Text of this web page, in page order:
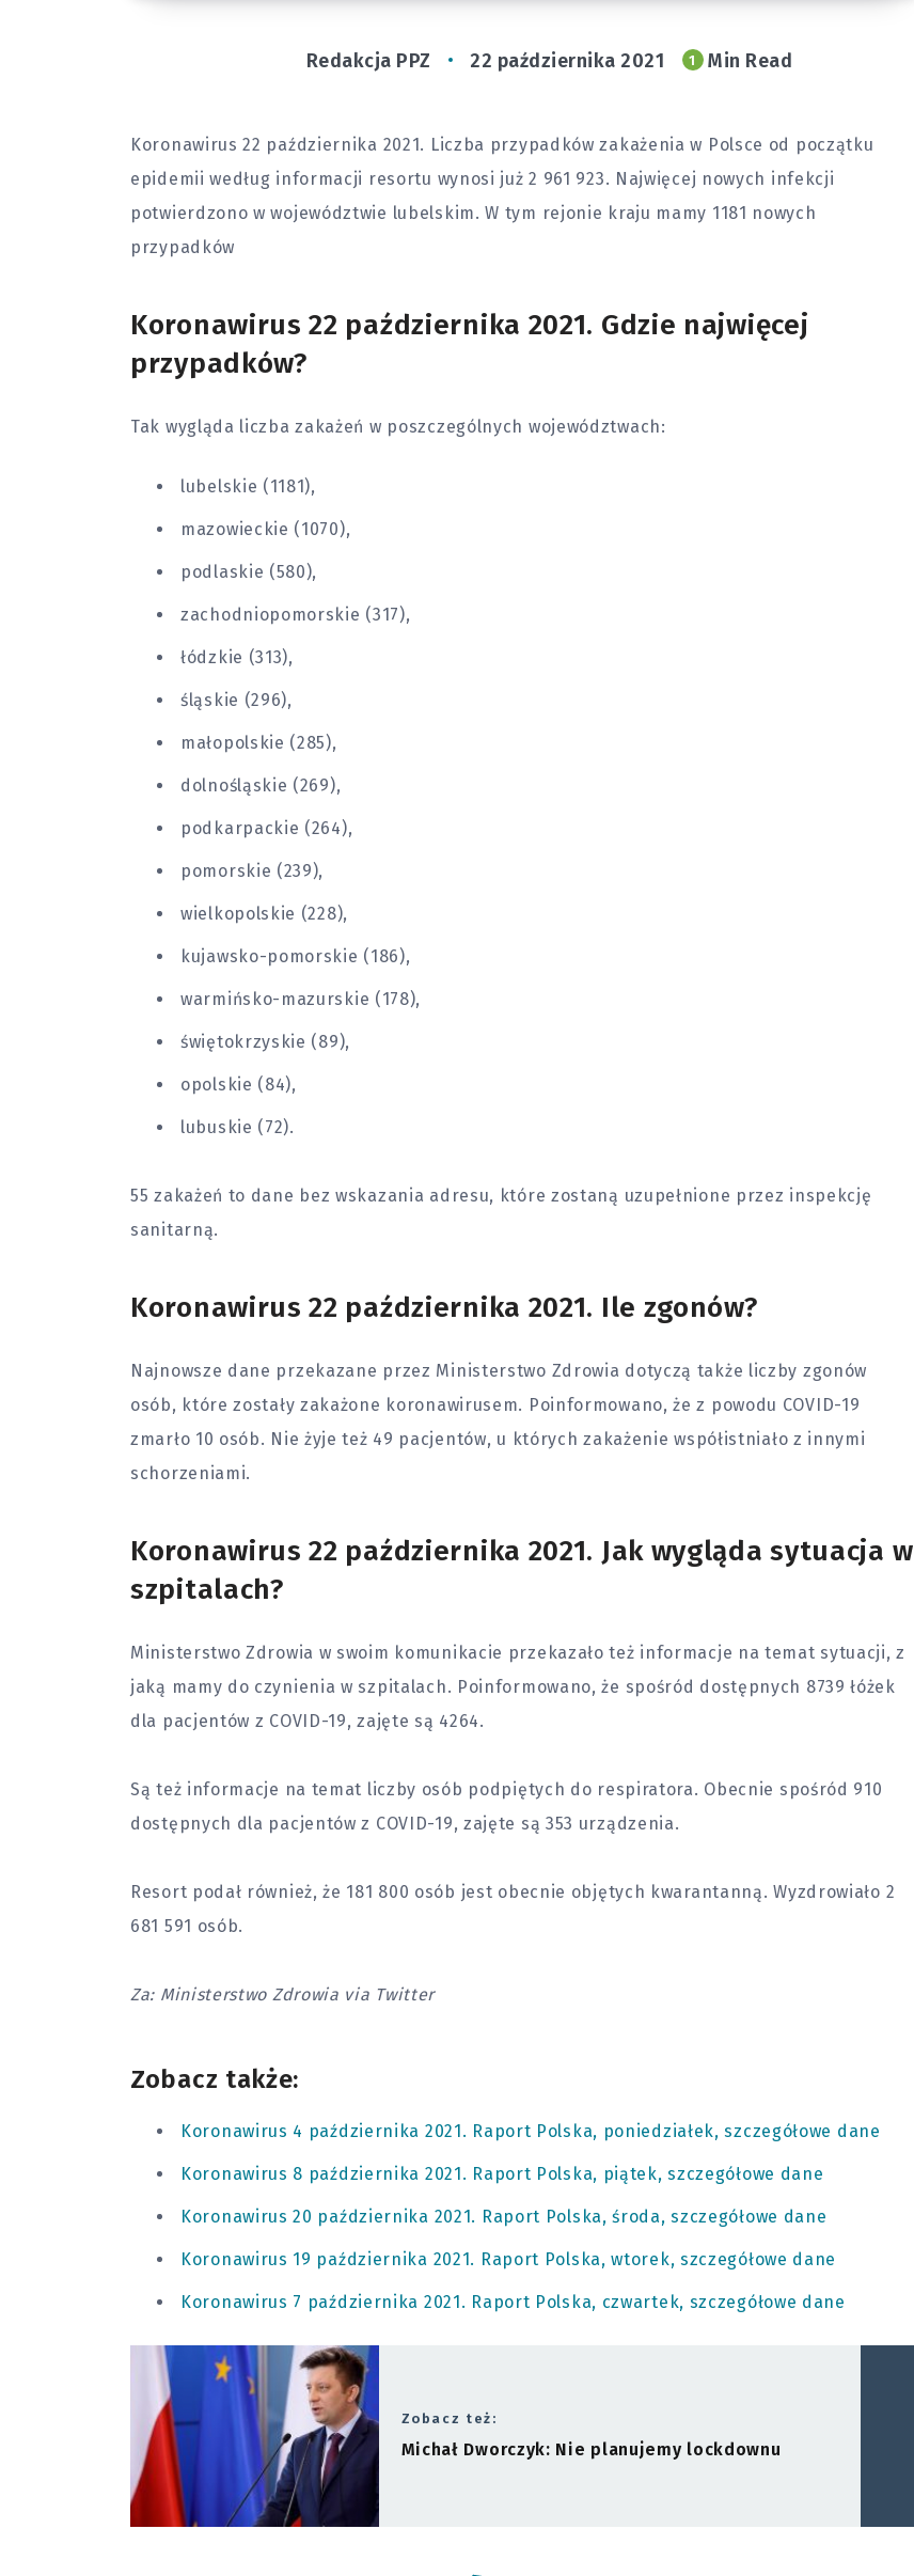
Redakcja PPZ 22 października 2021 1 Min Read
Koronawirus 22 października 2021. Liczba przypadków zakażenia w Polsce od początku
epidemii według informacji resortu wynosi już 2 961 923. Najwięcej nowych infekcji
potwierdzono w województwie lubelskim. W tym rejonie kraju mamy 1181 nowych
przypadków
Koronawirus 22 października 2021. Gdzie najwięcej
przypadków?
Tak wygląda liczba zakażeń w poszczególnych województwach:
lubelskie (1181),
mazowieckie (1070),
podlaskie (580),
zachodniopomorskie (317),
łódzkie (313),
śląskie (296),
małopolskie (285),
dolnośląskie (269),
podkarpackie (264),
pomorskie (239),
wielkopolskie (228),
kujawsko-pomorskie (186),
warmińsko-mazurskie (178),
świętokrzyskie (89),
opolskie (84),
lubuskie (72).
55 zakażeń to dane bez wskazania adresu, które zostaną uzupełnione przez inspekcję
sanitarną.
Koronawirus 22 października 2021. Ile zgonów?
Najnowsze dane przekazane przez Ministerstwo Zdrowia dotyczą także liczby zgonów
osób, które zostały zakażone koronawirusem. Poinformowano, że z powodu COVID-19
zmarło 10 osób. Nie żyje też 49 pacjentów, u których zakażenie współistniało z innymi
schorzeniami.
Koronawirus 22 października 2021. Jak wygląda sytuacja w
szpitalach?
Ministerstwo Zdrowia w swoim komunikacie przekazało też informacje na temat sytuacji, z
jaką mamy do czynienia w szpitalach. Poinformowano, że spośród dostępnych 8739 łóżek
dla pacjentów z COVID-19, zajęte są 4264.
Są też informacje na temat liczby osób podpiętych do respiratora. Obecnie spośród 910
dostępnych dla pacjentów z COVID-19, zajęte są 353 urządzenia.
Resort podał również, że 181 800 osób jest obecnie objętych kwarantanną. Wyzdrowiało 2
681 591 osób.
Za: Ministerstwo Zdrowia via Twitter
Zobacz także:
Koronawirus 4 października 2021. Raport Polska, poniedziałek, szczegółowe dane
Koronawirus 8 października 2021. Raport Polska, piątek, szczegółowe dane
Koronawirus 20 października 2021. Raport Polska, środa, szczegółowe dane
Koronawirus 19 października 2021. Raport Polska, wtorek, szczegółowe dane
Koronawirus 7 października 2021. Raport Polska, czwartek, szczegółowe dane
Zobacz też:
Michał Dworczyk: Nie planujemy lockdownu